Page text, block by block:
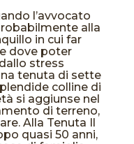
l’avvocato
alla
in cui far
dove poter
stress
tenuta di sette
colline di
si aggiunse nel
di terreno,
Alla Tenuta Il
quasi 50 anni,